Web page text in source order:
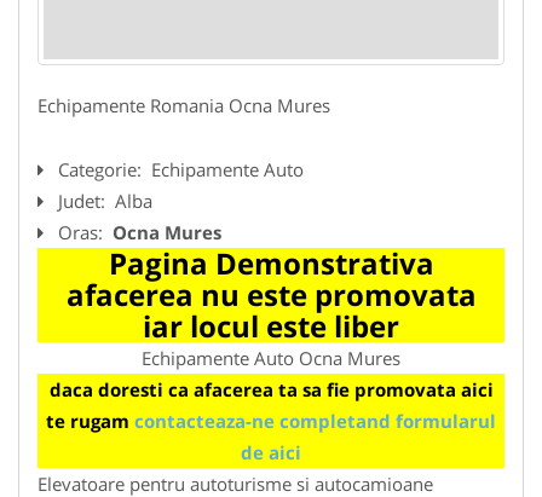
Echipamente Romania Ocna Mures
Categorie: Echipamente Auto
Judet: Alba
Oras: Ocna Mures
Pagina Demonstrativa
afacerea nu este promovata
iar locul este liber
Echipamente Auto Ocna Mures
daca doresti ca afacerea ta sa fie promovata aici
te rugam contacteaza-ne completand formularul
de aici
Elevatoare pentru autoturisme si autocamioane